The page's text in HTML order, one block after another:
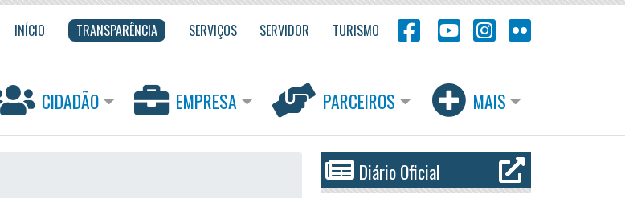
INÍCIO TRANSPARÊNCIA SERVIÇOS SERVIDOR TURISMO
CIDADÃO EMPRESA PARCEIROS MAIS
Diário Oficial